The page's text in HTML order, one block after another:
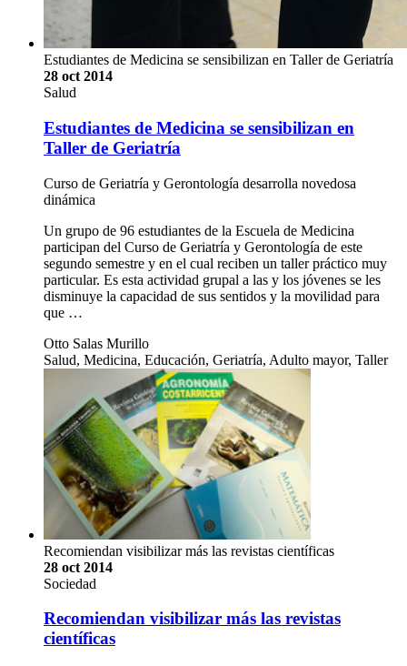
Estudiantes de Medicina se sensibilizan en Taller de Geriatría
28 oct 2014
Salud
Estudiantes de Medicina se sensibilizan en
Taller de Geriatría
Curso de Geriatría y Gerontología desarrolla novedosa
dinámica
Un grupo de 96 estudiantes de la Escuela de Medicina
participan del Curso de Geriatría y Gerontología de este
segundo semestre y en el cual reciben un taller práctico muy
particular. Es esta actividad grupal a las y los jóvenes se les
disminuye la capacidad de sus sentidos y la movilidad para
que …
Otto Salas Murillo
Salud, Medicina, Educación, Geriatría, Adulto mayor, Taller
Recomiendan visibilizar más las revistas científicas
28 oct 2014
Sociedad
Recomiendan visibilizar más las revistas
científicas